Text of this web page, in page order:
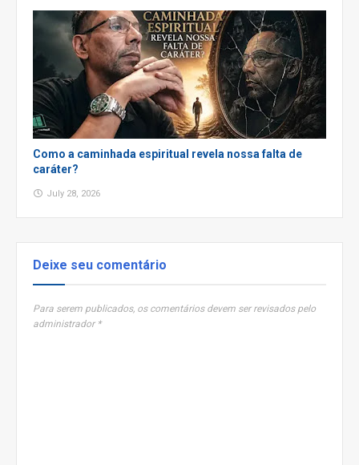
Como a caminhada espiritual revela nossa falta de
caráter?
July 28, 2026
Deixe seu comentário
Para serem publicados, os comentários devem ser revisados pelo
administrador *